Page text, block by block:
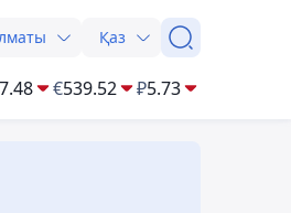
Қаз
€539.52 ₽5.73